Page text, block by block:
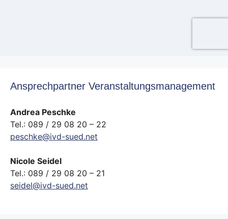
Ansprechpartner Veranstaltungsmanagement
Andrea Peschke
Tel.: 089 / 29 08 20 – 22
peschke@ivd-sued.net
Nicole Seidel
Tel.: 089 / 29 08 20 – 21
seidel@ivd-sued.net